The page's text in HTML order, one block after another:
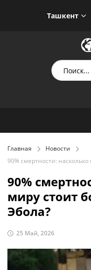
Ташкент
Главная
Новости
90% смертности:
90%
миру стоит
Эбола?
25 Май, 2026